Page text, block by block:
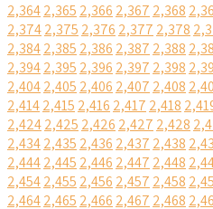
2,3642,365 2,366 2,367 2,368
2,3742,375 2,376 2,377 2,378
2,3842,385 2,386 2,387 2,388
2,3942,395 2,396 2,397 2,398
2,4042,405 2,406 2,407 2,408
2,4142,415 2,416 2,417 2,418
2,4242,425 2,426 2,427 2,428
2,4342,435 2,436 2,437 2,438
2,4442,445 2,446 2,447 2,448
2,4542,455 2,456 2,457 2,458
2,4642,465 2,466 2,467 2,468